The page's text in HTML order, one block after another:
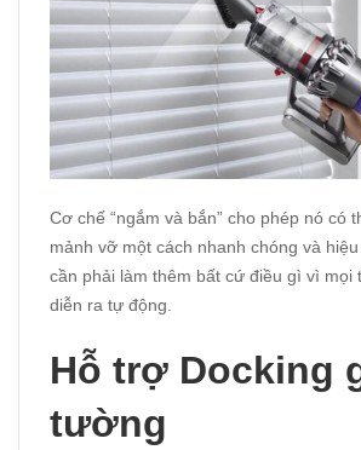
Cơ chế “ngắm và bắn” cho phép nó có
mảnh vỡ một cách nhanh chóng và
cần phải làm thêm bất cứ điều gì vì mọi
diễn ra tự động.
Hỗ trợ Docking
tường